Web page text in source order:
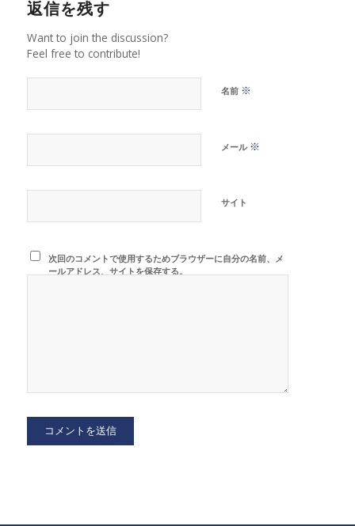
返信を残す
Want to join the discussion?
Feel free to contribute!
名前 ※
メール ※
サイト
次回のコメントで使用するためブラウザーに自分の名前、メ
ールアドレス、サイトを保存する。